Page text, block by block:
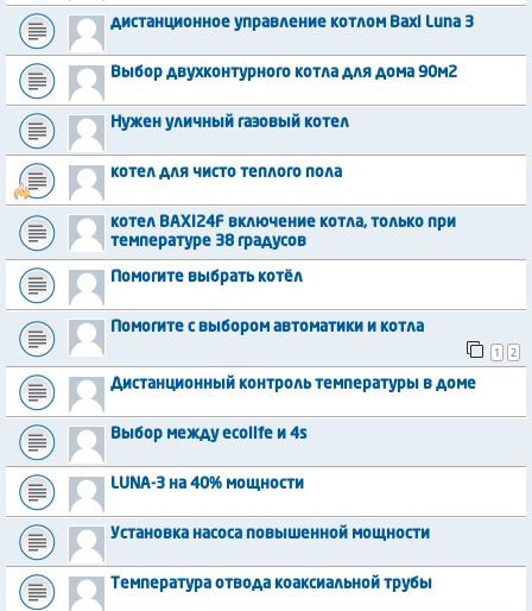
дистанционное управление котлом Baxi Luna 3
Выбор двухконтурного котла для дома 90м2
Нужен уличный газовый котел
котел для чисто теплого пола
котел BAXI24F включение котла, только при
температуре 38 градусов
Помогите выбрать котёл
Помогите с выбором автоматики и котла
1
2
Дистанционный контроль температуры в доме
Выбор между ecolife и 4s
LUNA-3 на 40% мощности
Установка насоса повышенной мощности
Температура отвода коаксиальной трубы